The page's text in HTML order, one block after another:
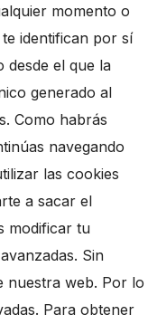
momento o
identifican por sí
desde el que la
generado al
Como habrás
navegando
las cookies
a sacar el
modificar tu
Sin
nuestra web. Por lo
Para obtener